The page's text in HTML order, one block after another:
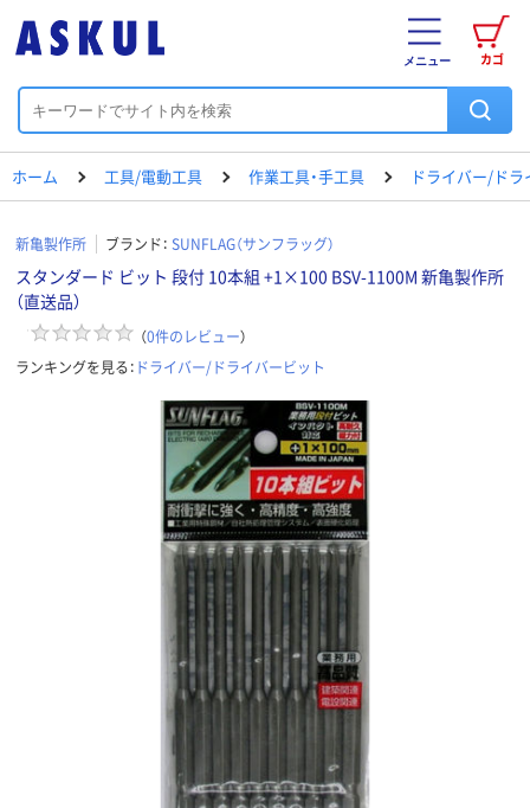
カゴ
メニュー
ホーム 工具/電動工具 作業工具・手工具 ドライバー/ド
新亀製作所 ブランド： SUNFLAG（サンフラッグ）
スタンダード ビット 段付 10本組 +1×100 BSV-1100M 新亀製作所
（直送品）
（0件のレビュー）
ランキングを見る： ドライバー/ドライバービット